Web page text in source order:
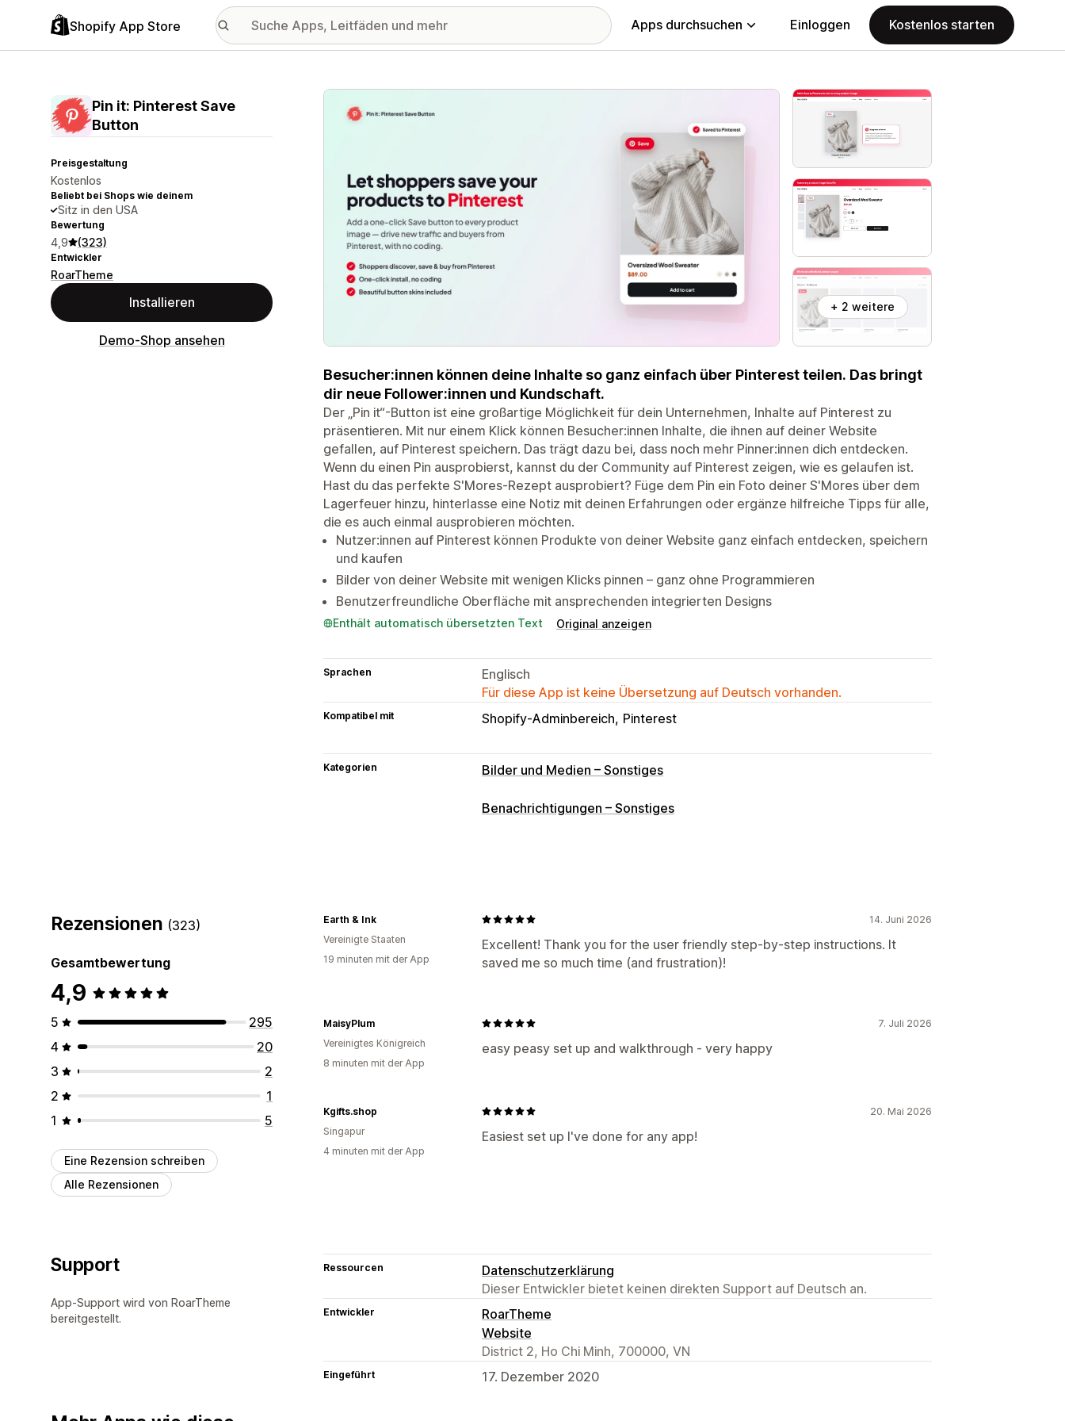
Shopify App Store Apps durchsuchen Einloggen Kostenlos starten
Pin it: Pinterest Save
Button
Preisgestaltung
Kostenlos
Beliebt bei Shops wie deinem
Sitz in den USA
Bewertung
4,9 (323)
Entwickler
RoarTheme
Installieren
Demo-Shop ansehen
Vorgestellte Bildergalerie
+ 2 weitere
Besucher:innen können deine Inhalte so ganz einfach über Pinterest teilen. Das bringt
dir neue Follower:innen und Kundschaft.
Der „Pin it“-Button ist eine großartige Möglichkeit für dein Unternehmen, Inhalte auf Pinterest zu
präsentieren. Mit nur einem Klick können Besucher:innen Inhalte, die ihnen auf deiner Website
gefallen, auf Pinterest speichern. Das trägt dazu bei, dass noch mehr Pinner:innen dich entdecken.
Wenn du einen Pin ausprobierst, kannst du der Community auf Pinterest zeigen, wie es gelaufen ist.
Hast du das perfekte S'Mores-Rezept ausprobiert? Füge dem Pin ein Foto deiner S'Mores über dem
Lagerfeuer hinzu, hinterlasse eine Notiz mit deinen Erfahrungen oder ergänze hilfreiche Tipps für alle,
die es auch einmal ausprobieren möchten.
Nutzer:innen auf Pinterest können Produkte von deiner Website ganz einfach entdecken, speichern
und kaufen
Bilder von deiner Website mit wenigen Klicks pinnen – ganz ohne Programmieren
Benutzerfreundliche Oberfläche mit ansprechenden integrierten Designs
Enthält automatisch übersetzten Text Original anzeigen
Sprachen
Englisch
Für diese App ist keine Übersetzung auf Deutsch vorhanden.
Kompatibel mit Shopify-Adminbereich Pinterest
Kategorien Bilder und Medien – Sonstiges
Benachrichtigungen – Sonstiges
Rezensionen (323)
Gesamtbewertung
4,9
5
295
4
20
3
2
2
1
1
5
Eine Rezension schreiben
Alle Rezensionen
14. Juni 2026
Excellent! Thank you for the user friendly step-by-step instructions. It
saved me so much time (and frustration)!
Earth & Ink
Vereinigte Staaten
19 minuten mit der App
7. Juli 2026
easy peasy set up and walkthrough - very happy
MaisyPlum
Vereinigtes Königreich
8 minuten mit der App
20. Mai 2026
Easiest set up I've done for any app!
Kgifts.shop
Singapur
4 minuten mit der App
Support
App-Support wird von RoarTheme
bereitgestellt.
Ressourcen
Datenschutzerklärung
Dieser Entwickler bietet keinen direkten Support auf Deutsch an.
Entwickler
RoarTheme
Website
District 2, Ho Chi Minh, 700000, VN
Eingeführt 17. Dezember 2020